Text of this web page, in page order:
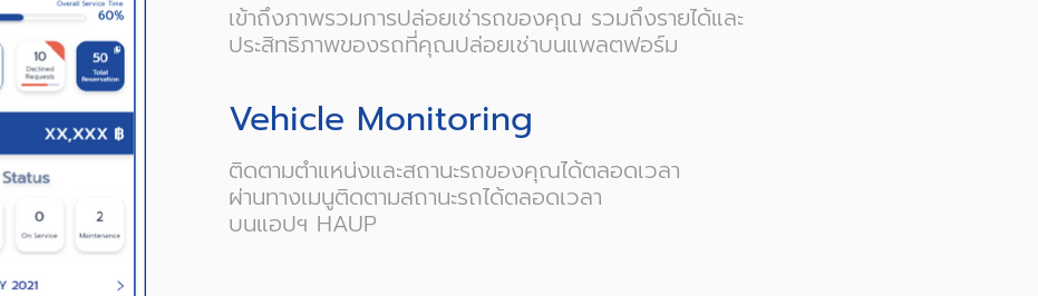
เข้าถึงภาพรวมการปล่อยเช่ารถของคุณ รวมถึงรายได้และ
ประสิทธิภาพของรถที่คุณปล่อยเช่าบนแพลตฟอร์ม
Vehicle Monitoring
ติดตามตำแหน่งและสถานะรถของคุณได้ตลอดเวลา
ผ่านทางเมนูติดตามสถานะรถได้ตลอดเวลา
บนแอปฯ HAUP